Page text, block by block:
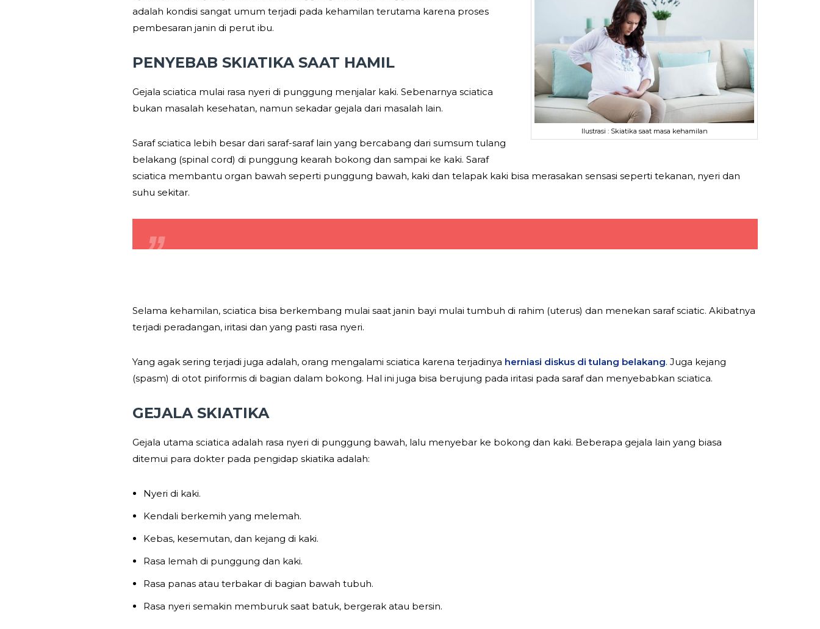
Ilustrasi : Skiatika saat masa kehamilan
adalah kondisi sangat umum terjadi pada kehamilan terutama karena proses
pembesaran janin di perut ibu.
PENYEBAB SKIATIKA SAAT HAMIL
Gejala sciatica mulai rasa nyeri di punggung menjalar kaki. Sebenarnya sciatica
bukan masalah kesehatan, namun sekadar gejala dari masalah lain.
Saraf sciatica lebih besar dari saraf-saraf lain yang bercabang dari sumsum tulang
belakang (spinal cord) di punggung kearah bokong dan sampai ke kaki. Saraf
sciatica membantu organ bawah seperti punggung bawah, kaki dan telapak kaki bisa merasakan sensasi seperti tekanan, nyeri dan
suhu sekitar.
Selama kehamilan, sciatica bisa berkembang mulai saat janin bayi mulai tumbuh di rahim (uterus) dan menekan saraf sciatic. Akibatnya
terjadi peradangan, iritasi dan yang pasti rasa nyeri.
Yang agak sering terjadi juga adalah, orang mengalami sciatica karena terjadinya herniasi diskus di tulang belakang. Juga kejang
(spasm) di otot piriformis di bagian dalam bokong. Hal ini juga bisa berujung pada iritasi pada saraf dan menyebabkan sciatica.
GEJALA SKIATIKA
Gejala utama sciatica adalah rasa nyeri di punggung bawah, lalu menyebar ke bokong dan kaki. Beberapa gejala lain yang biasa
ditemui para dokter pada pengidap skiatika adalah:
Nyeri di kaki.
Kendali berkemih yang melemah.
Kebas, kesemutan, dan kejang di kaki.
Rasa lemah di punggung dan kaki.
Rasa panas atau terbakar di bagian bawah tubuh.
Rasa nyeri semakin memburuk saat batuk, bergerak atau bersin.